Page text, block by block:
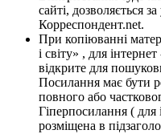
сайті, дозволяється
Корреспондент.net.
При копіюванні
і світу» , для
відкрите для
Посилання має бути
повного або
Гіперпосилання (
розміщена в